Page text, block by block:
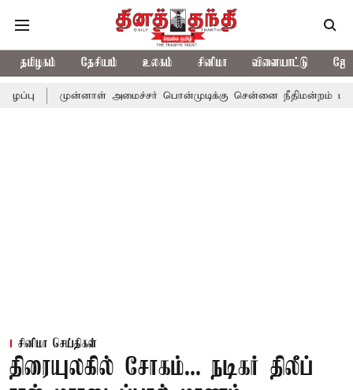
தமிழகம் தேசியம் உலகம் சினிமா விளையாட்டு
அமைச்சர் பொன்முடிக்கு சென்னை நீதிமன்றம் பிடிவாராண்ட்
சினிமா செய்திகள்
திரையுலகில் சோகம்... நடிகர் திலீப்